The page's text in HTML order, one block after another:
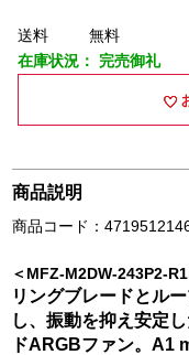
送料
無料
在庫状況： 完売御礼
商品説明
商品コード：
＜MFZ-M2DW-243P2-
リングブレードとル
し、振動を抑え安定
ドARGBファン。A1